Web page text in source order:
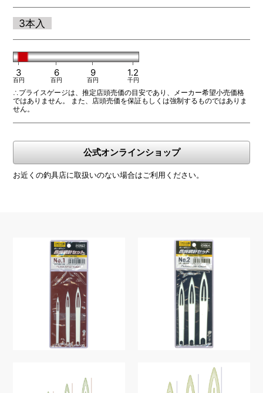
3本入
3
百円
6
百円
9
百円
1.2
千円
∴プライスゲージは、推定店頭売価の目安であり、メーカー希望小売価格
ではありません。 また、店頭売価を保証もしくは強制するものではありま
せん。
公式オンラインショップ
お近くの釣具店に取扱いのない場合はご利用ください。